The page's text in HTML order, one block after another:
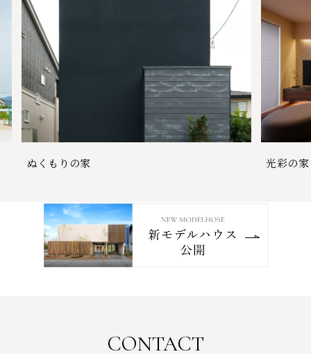
ぬくもりの家 光彩の家
CONTACT